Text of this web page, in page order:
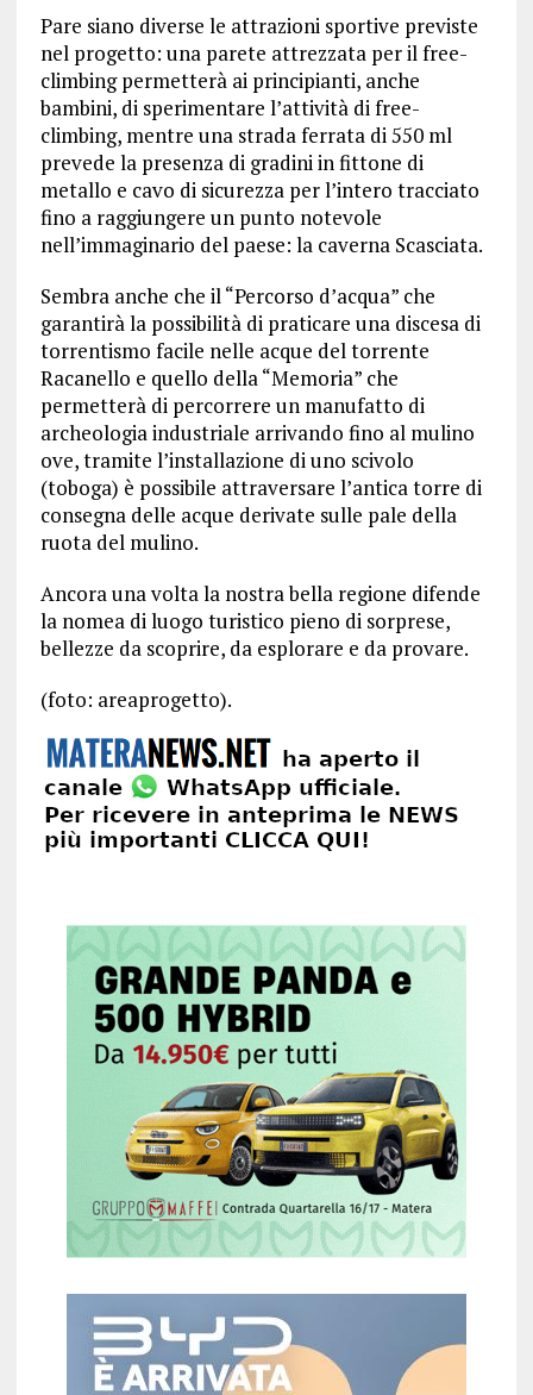
Pare siano diverse le attrazioni sportive previste
nel progetto: una parete attrezzata per il free-
climbing permetterà ai principianti, anche
bambini, di sperimentare l’attività di free-
climbing, mentre una strada ferrata di 550 ml
prevede la presenza di gradini in fittone di
metallo e cavo di sicurezza per l’intero tracciato
fino a raggiungere un punto notevole
nell’immaginario del paese: la caverna Scasciata.
Sembra anche che il “Percorso d’acqua” che
garantirà la possibilità di praticare una discesa di
torrentismo facile nelle acque del torrente
Racanello e quello della “Memoria” che
permetterà di percorrere un manufatto di
archeologia industriale arrivando fino al mulino
ove, tramite l’installazione di uno scivolo
(toboga) è possibile attraversare l’antica torre di
consegna delle acque derivate sulle pale della
ruota del mulino.
Ancora una volta la nostra bella regione difende
la nomea di luogo turistico pieno di sorprese,
bellezze da scoprire, da esplorare e da provare.
(foto: areaprogetto).